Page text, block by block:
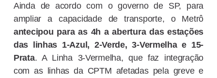
Ainda de acordo com o governo de SP, para
ampliar a capacidade de transporte, o Metrô
antecipou para as 4h a abertura das estações
das linhas 1-Azul, 2-Verde, 3-Vermelha e 15-
Prata. A Linha 3-Vermelha, que faz integração
com as linhas da CPTM afetadas pela greve e